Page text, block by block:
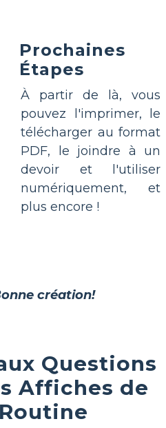
Prochaines
Étapes
À partir de là, vous
pouvez l'imprimer, le
télécharger au format
PDF, le joindre à un
devoir et l'utiliser
numériquement, et
plus encore !
création!
Questions
Affiches de
Routine